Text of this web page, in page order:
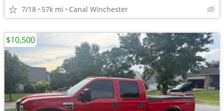
7/18 57k mi Canal Winchester
$10,500